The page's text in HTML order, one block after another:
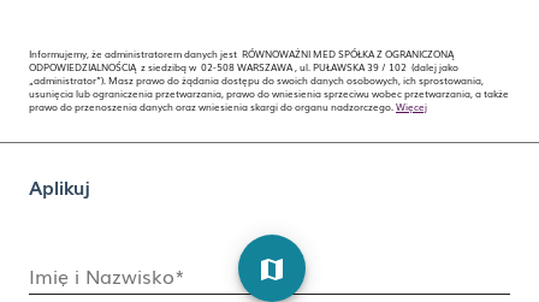
Informujemy, że administratorem danych jest RÓWNOWAŻNI MED SPÓŁKA Z OGRANICZONĄ
ODPOWIEDZIALNOŚCIĄ z siedzibą w 02-508 WARSZAWA , ul. PUŁAWSKA 39 / 102 (dalej jako
„administrator”). Masz prawo do żądania dostępu do swoich danych osobowych, ich sprostowania,
usunięcia lub ograniczenia przetwarzania, prawo do wniesienia sprzeciwu wobec przetwarzania, a także
prawo do przenoszenia danych oraz wniesienia skargi do organu nadzorczego. Więcej
Aplikuj
Imię i Nazwisko* map